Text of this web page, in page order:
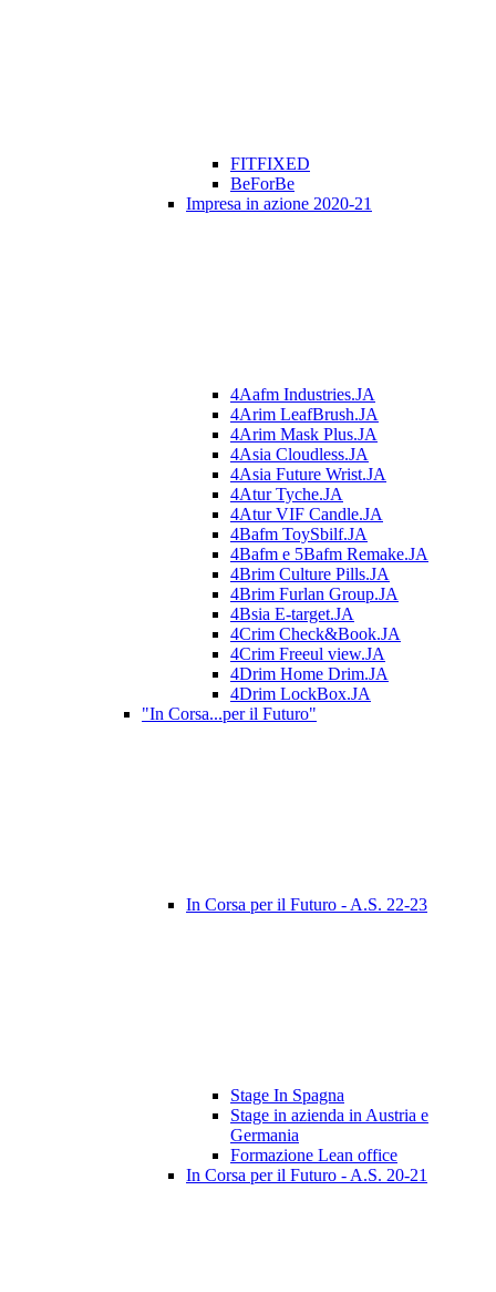
FITFIXED
BeForBe
Impresa in azione 2020-21
4Aafm Industries.JA
4Arim LeafBrush.JA
4Arim Mask Plus.JA
4Asia Cloudless.JA
4Asia Future Wrist.JA
4Atur Tyche.JA
4Atur VIF Candle.JA
4Bafm ToySbilf.JA
4Bafm e 5Bafm Remake.JA
4Brim Culture Pills.JA
4Brim Furlan Group.JA
4Bsia E-target.JA
4Crim Check&Book.JA
4Crim Freeul view.JA
4Drim Home Drim.JA
4Drim LockBox.JA
"In Corsa...per il Futuro"
In Corsa per il Futuro - A.S. 22-23
Stage In Spagna
Stage in azienda in Austria e
Germania
Formazione Lean office
In Corsa per il Futuro - A.S. 20-21